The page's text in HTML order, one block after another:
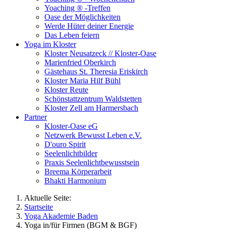
Yoaching ® -Treffen
Oase der Möglichkeiten
Werde Hüter deiner Energie
Das Leben feiern
Yoga im Kloster
Kloster Neusatzeck // Kloster-Oase
Marienfried Oberkirch
Gästehaus St. Theresia Eriskirch
Kloster Maria Hilf Bühl
Kloster Reute
Schönstattzentrum Waldstetten
Kloster Zell am Harmersbach
Partner
Kloster-Oase eG
Netzwerk Bewusst Leben e.V.
D'ouro Spirit
Seelenlichtbilder
Praxis Seelenlichtbewusstsein
Breema Körperarbeit
Bhakti Harmonium
Aktuelle Seite:
Startseite
Yoga Akademie Baden
Yoga in/für Firmen (BGM & BGF)